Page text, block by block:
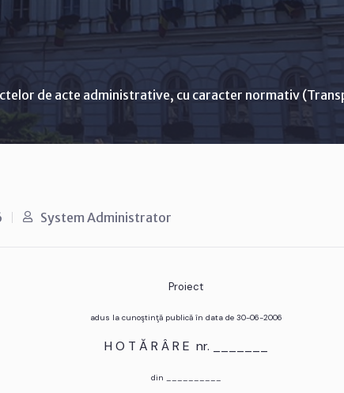
de acte administrative, cu caracter normativ
System Administrator
Proiect
adus la cunoştinţă publică în data de 30-06-2006
H O T Ă R Â R E nr. _______
din __________